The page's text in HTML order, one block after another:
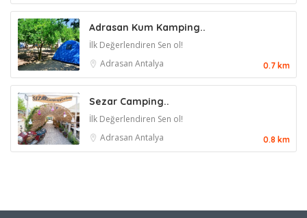
Adrasan Kum Kamping..
İlk Değerlendiren Sen ol!
Adrasan Antalya 0.7 km
Sezar Camping..
İlk Değerlendiren Sen ol!
Adrasan Antalya 0.8 km